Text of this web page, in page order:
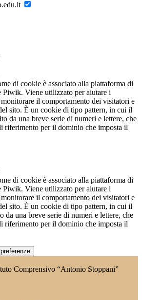
di cookie è associato alla piattaforma di
Piwik. Viene utilizzato per aiutare i
il comportamento dei visitatori e
sito. È un cookie di tipo pattern, in cui il
da una breve serie di numeri e lettere, che
riferimento per il dominio che imposta il
di cookie è associato alla piattaforma di
Piwik. Viene utilizzato per aiutare i
il comportamento dei visitatori e
sito. È un cookie di tipo pattern, in cui il
da una breve serie di numeri e lettere, che
riferimento per il dominio che imposta il
Comprensivo “Antonio Stoppani”